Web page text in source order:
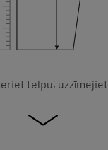
telpu, uzzīmējiet